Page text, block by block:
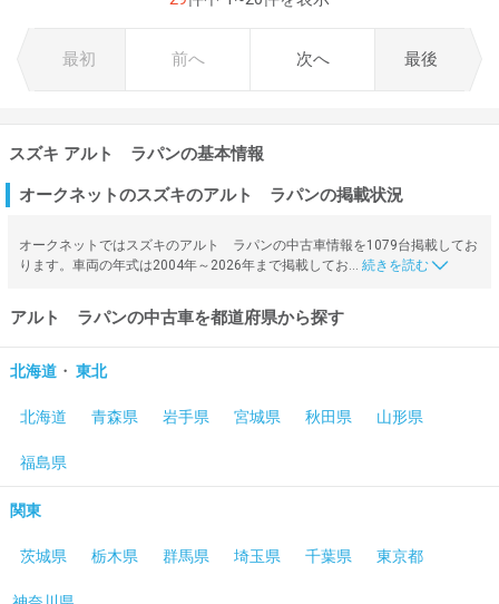
最初 前へ 次へ 最後
スズキ アルト ラパンの基本情報
オークネットのスズキのアルト ラパンの掲載状況
オークネットではスズキのアルト ラパンの中古車情報を1079台掲載してお
ります。車両の年式は2004年～2026年まで掲載してお…
アルト ラパンの中古車を都道府県から探す
北海道 ・ 東北
北海道 青森県 岩手県 宮城県 秋田県 山形県
福島県
関東
茨城県 栃木県 群馬県 埼玉県 千葉県 東京都